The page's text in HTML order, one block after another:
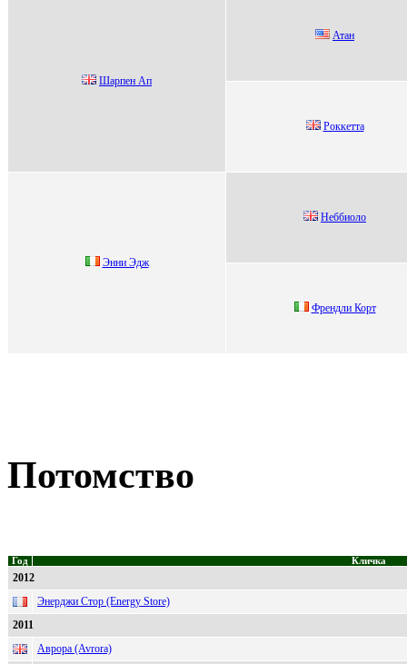
Шаpпен Ап
Атан
Роккетта
Энни Эдж
Неббиоло
Фpендли Коpт
Потомство
Год Кличка
2012
Энерджи Стор (Energy Store)
2011
Аврора (Avrora)